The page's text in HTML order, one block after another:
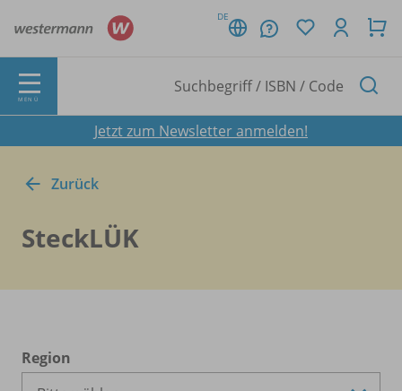
DE
MENÜ
Jetzt zum Newsletter anmelden!
Zurück
SteckLÜK
Region